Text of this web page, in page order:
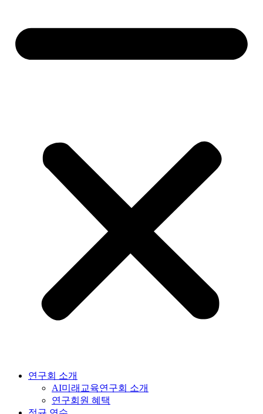
연구회 소개
AI미래교육연구회 소개
연구회원 혜택